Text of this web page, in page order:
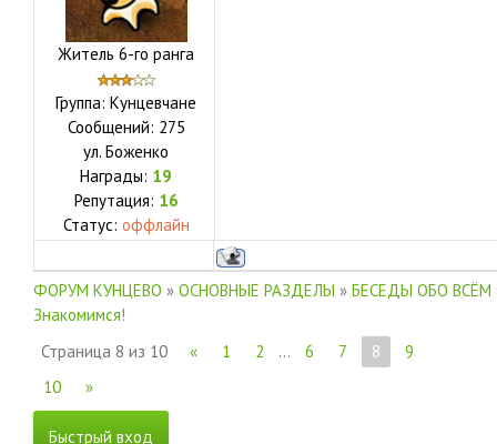
Житель 6-го ранга
Группа: Кунцевчане
Сообщений: 275
ул. Боженко
Награды: 19
Репутация: 16
Статус: оффлайн
ФОРУМ КУНЦЕВО » ОСНОВНЫЕ РАЗДЕЛЫ » БЕСЕДЫ ОБО ВСЁМ
Знакомимся!
Страница 8 из 10 « 1 2 … 6 7 8
9
10
»